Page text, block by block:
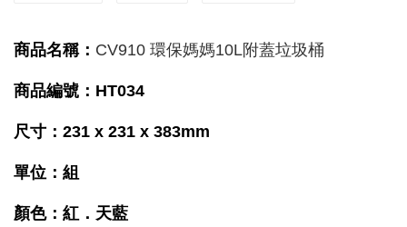
商品名稱： CV910 環保媽媽10L附蓋垃圾桶
商品編號：HT034
尺寸：231 x 231 x 383mm
單位：組
顏色：紅．天藍